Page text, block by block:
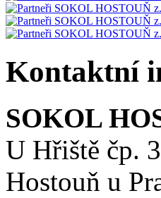
Kontaktní
SOKOL
U Hřiště čp.
Hostouň u